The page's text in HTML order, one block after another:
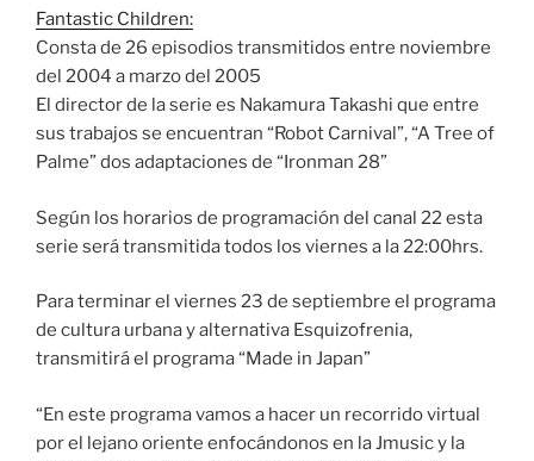
Fantastic Children:
Consta de 26 episodios transmitidos entre noviembre
del 2004 a marzo del 2005
El director de la serie es Nakamura Takashi que entre
sus trabajos se encuentran “Robot Carnival”, “A Tree of
Palme” dos adaptaciones de “Ironman 28”
Según los horarios de programación del canal 22 esta
serie será transmitida todos los viernes a la 22:00hrs.
Para terminar el viernes 23 de septiembre el programa
de cultura urbana y alternativa Esquizofrenia,
transmitirá el programa “Made in Japan”
“En este programa vamos a hacer un recorrido virtual
por el lejano oriente enfocándonos en la Jmusic y la